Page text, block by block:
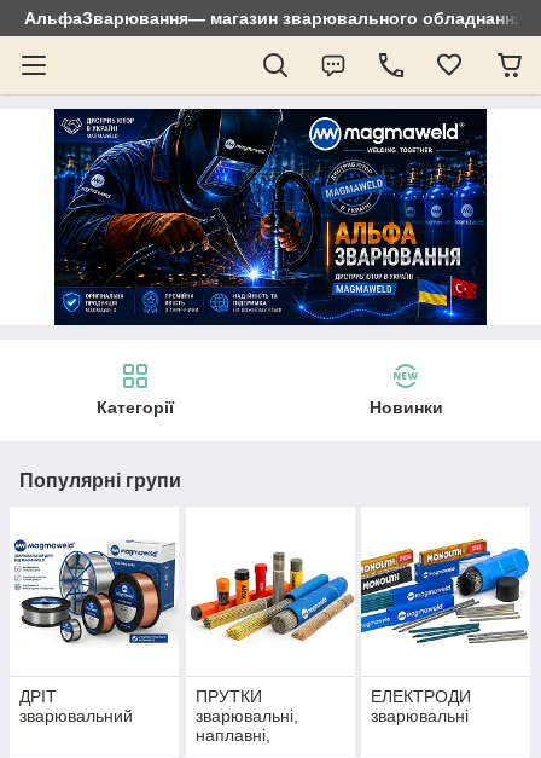
АльфаЗварювання— магазин зварювального обладнання:
Категорії Новинки
Популярні групи
ДРІТ
зварювальний
ПРУТКИ
зварювальні,
наплавні,
ЕЛЕКТРОДИ
зварювальні